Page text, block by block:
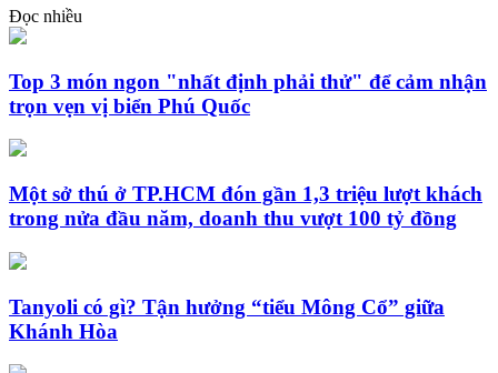
Đọc nhiều
Top 3 món ngon "nhất định phải thử" để cảm nhận
trọn vẹn vị biển Phú Quốc
Một sở thú ở TP.HCM đón gần 1,3 triệu lượt khách
trong nửa đầu năm, doanh thu vượt 100 tỷ đồng
Tanyoli có gì? Tận hưởng “tiểu Mông Cổ” giữa
Khánh Hòa